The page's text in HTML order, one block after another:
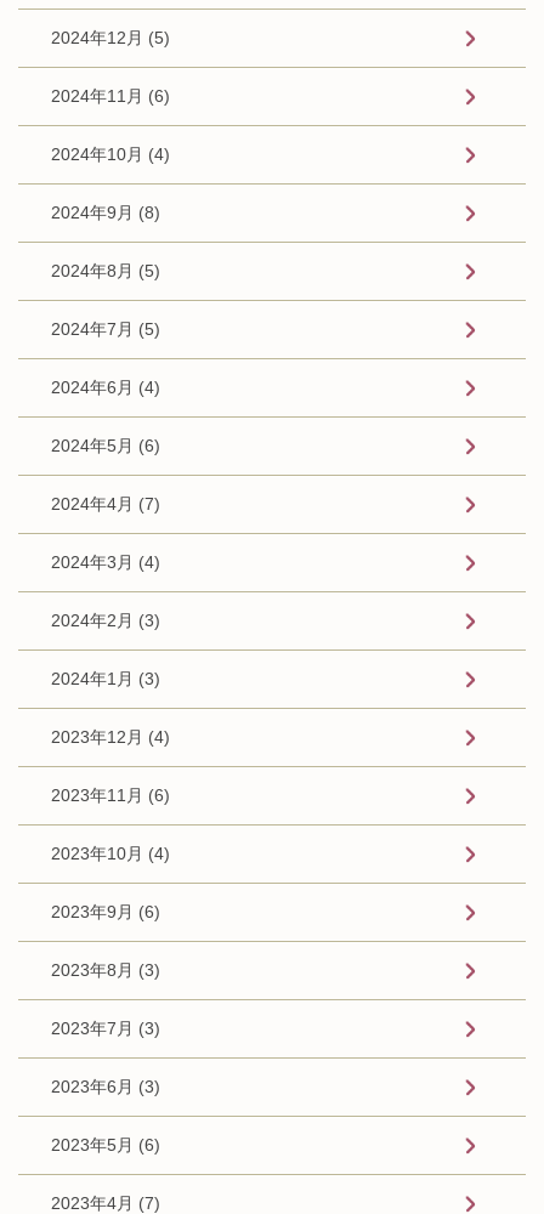
2024年12月 (5)
2024年11月 (6)
2024年10月 (4)
2024年9月 (8)
2024年8月 (5)
2024年7月 (5)
2024年6月 (4)
2024年5月 (6)
2024年4月 (7)
2024年3月 (4)
2024年2月 (3)
2024年1月 (3)
2023年12月 (4)
2023年11月 (6)
2023年10月 (4)
2023年9月 (6)
2023年8月 (3)
2023年7月 (3)
2023年6月 (3)
2023年5月 (6)
2023年4月 (7)